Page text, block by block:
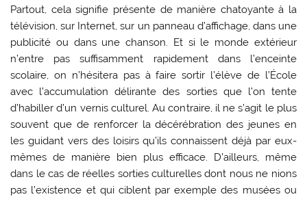
Partout, cela signifie présente de manière chatoyante à la
télévision, sur Internet, sur un panneau d’affichage, dans une
publicité ou dans une chanson. Et si le monde extérieur
n’entre pas suffisamment rapidement dans l’enceinte
scolaire, on n’hésitera pas à faire sortir l’élève de l’École
avec l’accumulation délirante des sorties que l’on tente
d’habiller d’un vernis culturel. Au contraire, il ne s’agit le plus
souvent que de renforcer la décérébration des jeunes en
les guidant vers des loisirs qu’ils connaissent déjà par eux-
mêmes de manière bien plus efficace. D’ailleurs, même
dans le cas de réelles sorties culturelles dont nous ne nions
pas l’existence et qui ciblent par exemple des musées ou